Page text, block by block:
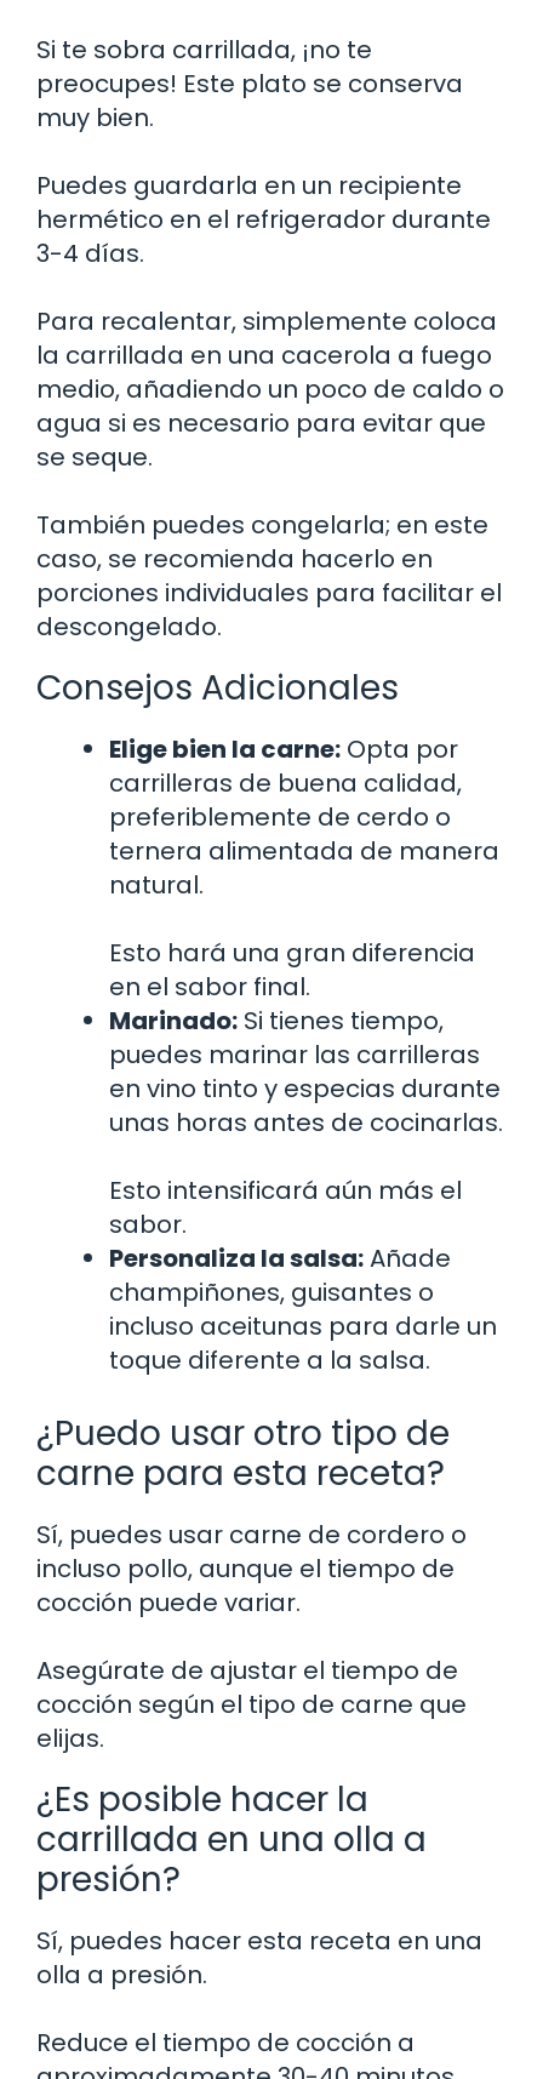
Si te sobra carrillada, ¡no te
preocupes! Este plato se conserva
muy bien.
Puedes guardarla en un recipiente
hermético en el refrigerador durante
3-4 días.
Para recalentar, simplemente coloca
la carrillada en una cacerola a fuego
medio, añadiendo un poco de caldo o
agua si es necesario para evitar que
se seque.
También puedes congelarla; en este
caso, se recomienda hacerlo en
porciones individuales para facilitar el
descongelado.
Consejos Adicionales
Elige bien la carne: Opta por
carrilleras de buena calidad,
preferiblemente de cerdo o
ternera alimentada de manera
natural.
Esto hará una gran diferencia
en el sabor final.
Marinado: Si tienes tiempo,
puedes marinar las carrilleras
en vino tinto y especias durante
unas horas antes de cocinarlas.
Esto intensificará aún más el
sabor.
Personaliza la salsa:Añade
champiñones, guisantes o
incluso aceitunas para darle un
toque diferente a la salsa.
¿Puedo usar otro tipo de
carne para esta receta?
Sí, puedes usar carne de cordero o
incluso pollo, aunque el tiempo de
cocción puede variar.
Asegúrate de ajustar el tiempo de
cocción según el tipo de carne que
elijas.
¿Es posible hacer la
carrillada en una olla a
presión?
Sí, puedes hacer esta receta en una
olla a presión.
Reduce el tiempo de cocción a